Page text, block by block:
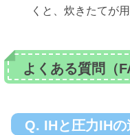
くと、炊きたてが
よくある質問（
Q. IHと圧力IHの